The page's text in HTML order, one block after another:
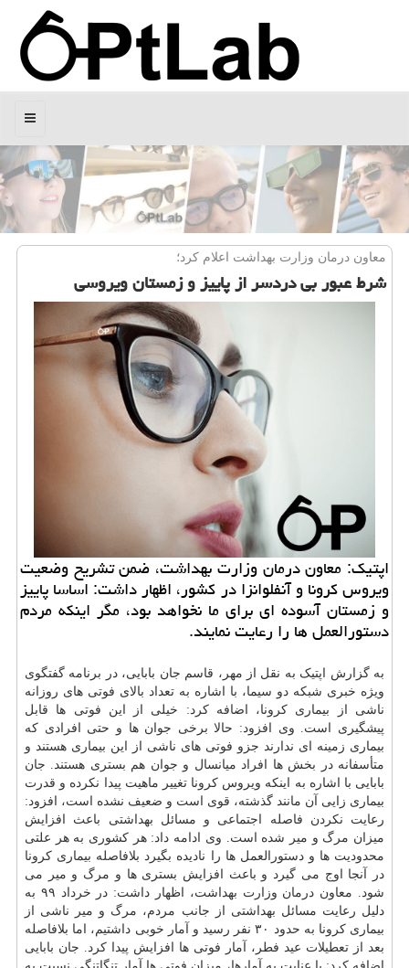
منو
معاون درمان وزارت بهداشت اعلام كرد؛
شرط عبور بی دردسر از پاییز و زمستان ویروسی
اپتیك: معاون درمان وزارت بهداشت، ضمن تشریح وضعیت
ویروس كرونا و آنفلوانزا در كشور، اظهار داشت: اساسا پاییز
و زمستان آسوده ای برای ما نخواهد بود، مگر اینكه مردم
دستورالعمل ها را رعایت نمایند.
به گزارش اپتیک به نقل از مهر، قاسم جان بابایی، در برنامه گفتگوی
ویژه خبری شبکه دو سیما، با اشاره به تعداد بالای فوتی های روزانه
ناشی از بیماری کرونا، اضافه کرد: خیلی از این فوتی ها قابل
پیشگیری است. وی افزود: حالا برخی جوان ها و حتی افرادی که
بیماری زمینه ای ندارند جزو فوتی های ناشی از این بیماری هستند و
متأسفانه در بخش ها افراد میانسال و جوان هم بستری هستند. جان
بابایی با اشاره به اینکه ویروس کرونا تغییر ماهیت پیدا نکرده و قدرت
بیماری زایی آن مانند گذشته، قوی است و ضعیف نشده است، افزود:
رعایت نکردن فاصله اجتماعی و مسائل بهداشتی باعث افزایش
میزان مرگ و میر شده است. وی ادامه داد: هر کشوری به هر علتی
محدودیت ها و دستورالعمل ها را نادیده بگیرد بلافاصله بیماری کرونا
در آنجا اوج می گیرد و باعث افزایش بستری ها و مرگ و میر می
شود. معاون درمان وزارت بهداشت، اظهار داشت: در خرداد ۹۹ به
دلیل رعایت مسائل بهداشتی از جانب مردم، مرگ و میر ناشی از
بیماری کرونا به حدود ۳۰ نفر رسید و آمار خوبی داشتیم، اما بلافاصله
بعد از تعطیلات عید فطر، آمار فوتی ها افزایش پیدا کرد. جان بابایی